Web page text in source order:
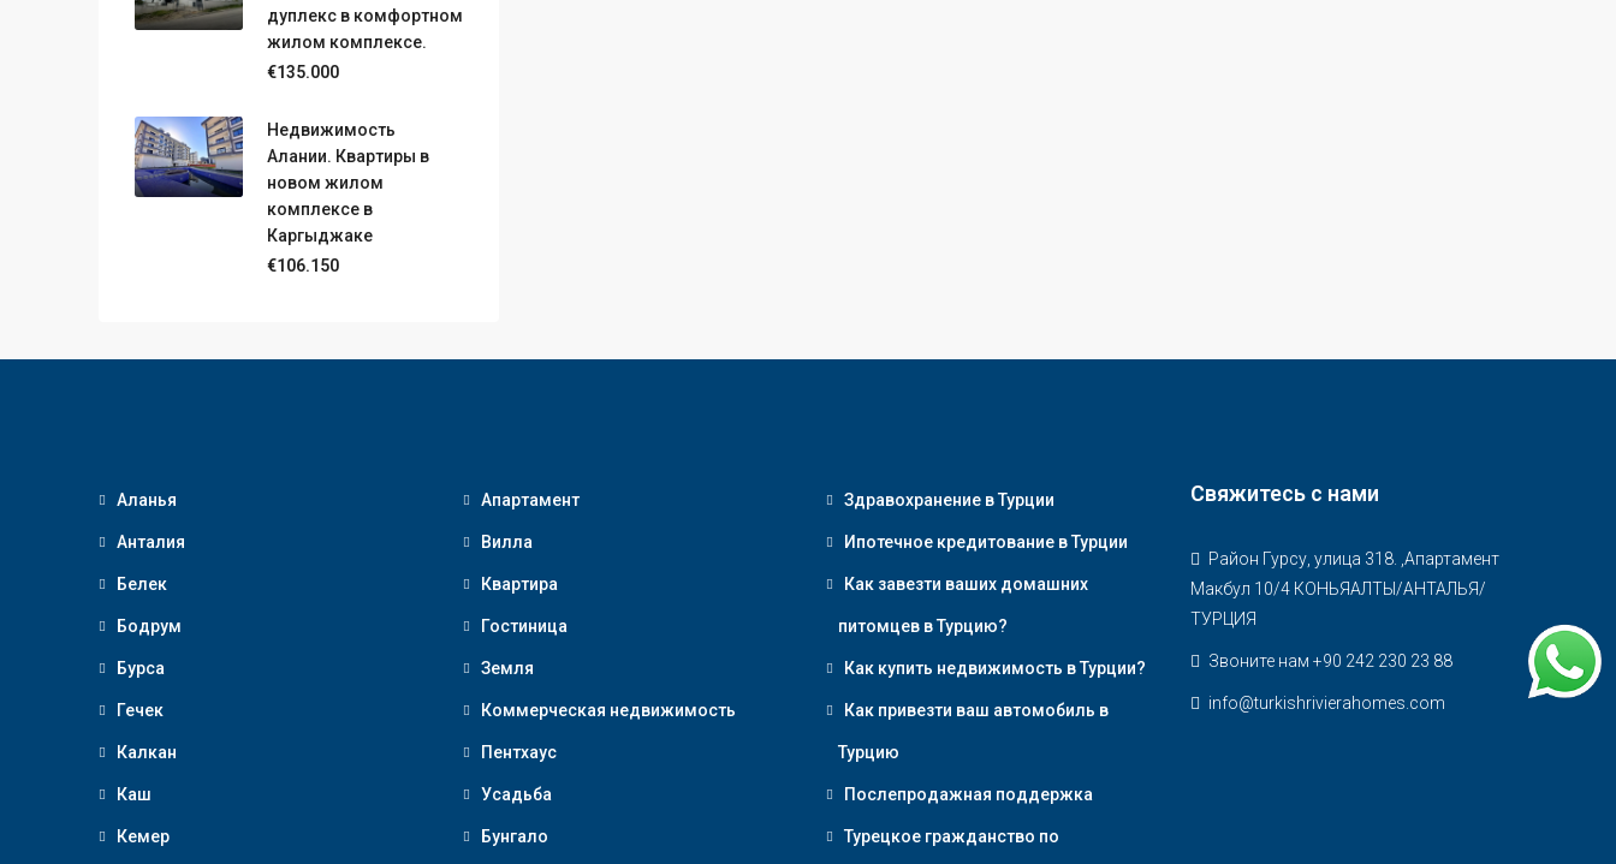
дуплекс в комфортном
жилом комплексе.
€135.000
Недвижимость
Алании. Квартиры в
новом жилом
комплексе в
Каргыджаке
€106.150
Аланья
Анталия
Белек
Бодрум
Бурса
Гечек
Калкан
Каш
Кемер
Апартамент
Вилла
Квартира
Гостиница
Земля
Коммерческая недвижимость
Пентхаус
Усадьба
Бунгало
Здравохранение в Турции
Ипотечное кредитование в Турции
Как завезти ваших домашних
питомцев в Турцию?
Как купить недвижимость в Турции?
Как привезти ваш автомобиль в
Турцию
Послепродажная поддержка
Турецкое гражданство по
Свяжитесь с нами
Район Гурсу, улица 318. ,Апартамент
Макбул 10/4 КОНЬЯАЛТЫ/АНТАЛЬЯ/
ТУРЦИЯ
Звоните нам +90 242 230 23 88
info@turkishrivierahomes.com